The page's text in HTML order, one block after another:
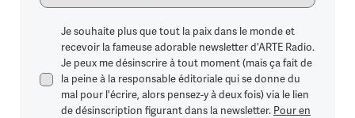
Je souhaite plus que tout la paix dans le monde et
recevoir la fameuse adorable newsletter d'ARTE Radio.
Je peux me désinscrire à tout moment (mais ça fait de
la peine à la responsable éditoriale qui se donne du
mal pour l'écrire, alors pensez-y à deux fois) via le lien
de désinscription figurant dans la newsletter. Pour en